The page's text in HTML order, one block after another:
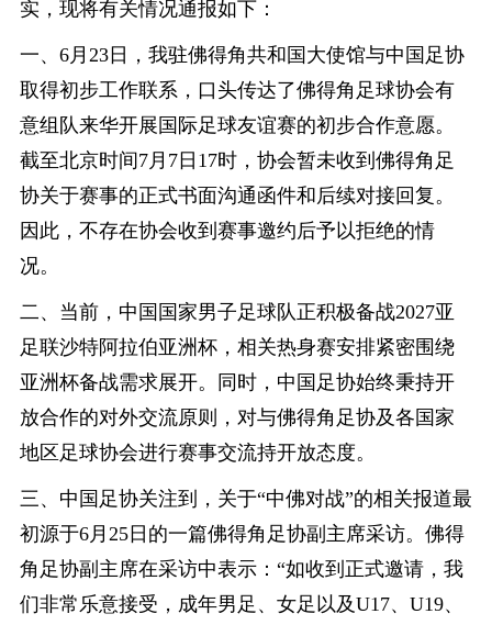
实，现将有关情况通报如下：
一、6月23日，我驻佛得角共和国大使馆与中国足协
取得初步工作联系，口头传达了佛得角足球协会有
意组队来华开展国际足球友谊赛的初步合作意愿。
截至北京时间7月7日17时，协会暂未收到佛得角足
协关于赛事的正式书面沟通函件和后续对接回复。
因此，不存在协会收到赛事邀约后予以拒绝的情
况。
二、当前，中国国家男子足球队正积极备战2027亚
足联沙特阿拉伯亚洲杯，相关热身赛安排紧密围绕
亚洲杯备战需求展开。同时，中国足协始终秉持开
放合作的对外交流原则，对与佛得角足协及各国家
地区足球协会进行赛事交流持开放态度。
三、中国足协关注到，关于“中佛对战”的相关报道最
初源于6月25日的一篇佛得角足协副主席采访。佛得
角足协副主席在采访中表示：“如收到正式邀请，我
们非常乐意接受，成年男足、女足以及U17、U19、